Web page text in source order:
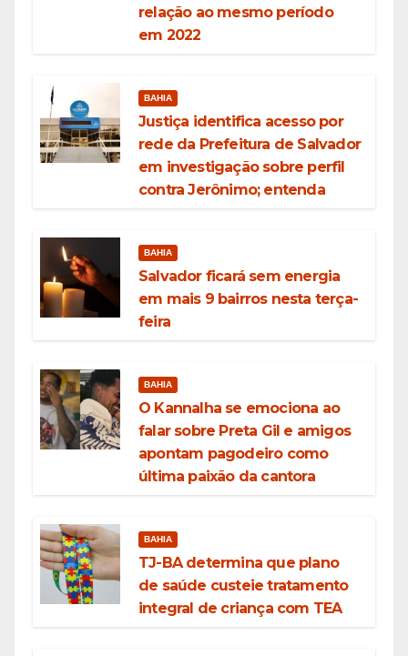
relação ao mesmo período
em 2022
BAHIA
Justiça identifica acesso por
rede da Prefeitura de Salvador
em investigação sobre perfil
contra Jerônimo; entenda
BAHIA
Salvador ficará sem energia
em mais 9 bairros nesta terça-
feira
BAHIA
O Kannalha se emociona ao
falar sobre Preta Gil e amigos
apontam pagodeiro como
última paixão da cantora
BAHIA
TJ-BA determina que plano
de saúde custeie tratamento
integral de criança com TEA